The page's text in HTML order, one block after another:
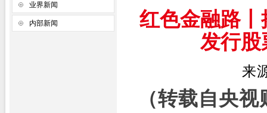
业界新闻
内部新闻
红色金融路
发行股
来
（转载自央视